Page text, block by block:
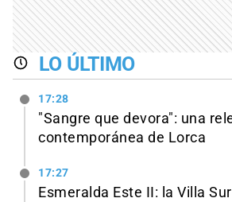
LO ÚLTIMO
17:28
"Sangre que devora": una
contemporánea de Lorca
17:27
Esmeralda Este II: la Villa